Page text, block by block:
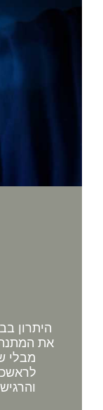
היתרון
את המתנה
מבלי